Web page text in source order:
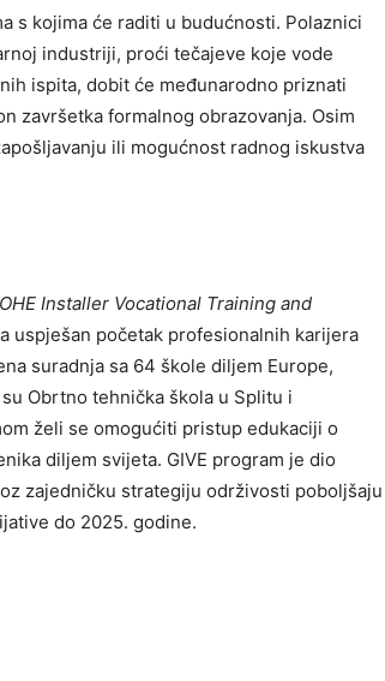
s kojima će raditi u budućnosti. Polaznici
industriji, proći tečajeve koje vode
ispita, dobit će međunarodno priznati
završetka formalnog obrazovanja. Osim
ili mogućnost radnog iskustva
Installer Vocational Training and
uspješan početak profesionalnih karijera
suradnja sa 64 škole diljem Europe,
Obrtno tehnička škola u Splitu i
želi se omogućiti pristup edukaciji o
diljem svijeta. GIVE program je dio
zajedničku strategiju održivosti poboljšaju
do 2025. godine.